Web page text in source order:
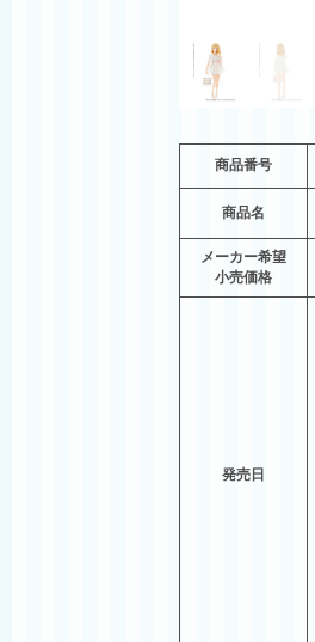
商品番号
商品名
メーカー希望
小売価格
発売日